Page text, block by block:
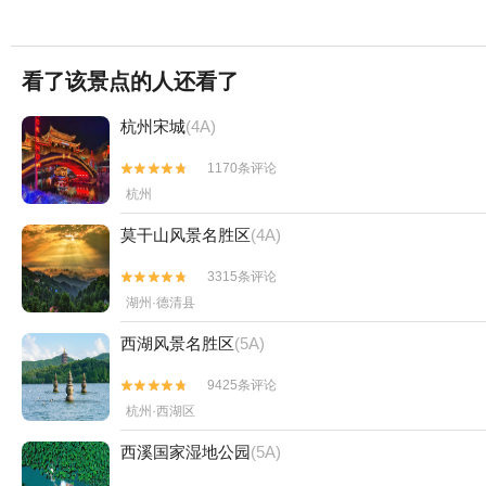


从隐石餐厅吃饭出来，天色已黑，知道离吴山夜市不远了，特意拐个弯
还好，论热闹、接地气，比南宁的中山路步行街夜市差太多了，一点儿也